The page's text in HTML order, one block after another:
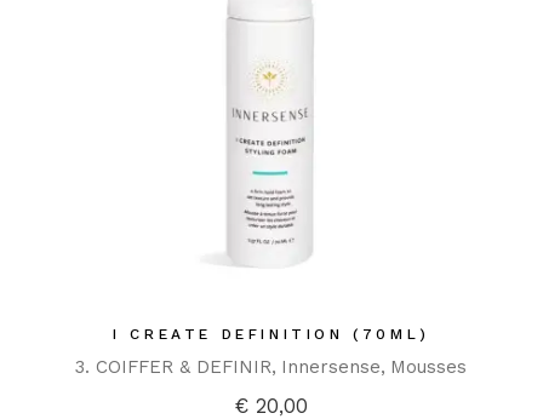
I CREATE DEFINITION (70ML)
3. COIFFER & DEFINIR Innersense Mousses
€ 20,00